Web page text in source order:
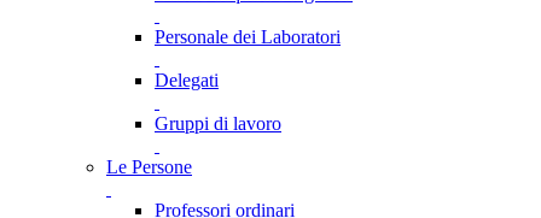
Personale dei Laboratori
Delegati
Gruppi di lavoro
Le Persone
Professori ordinari